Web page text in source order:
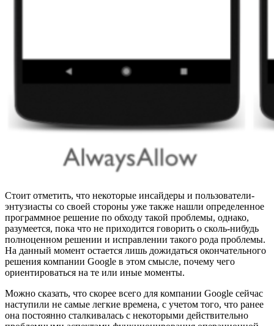
Стоит отметить, что некоторые инсайдеры и пользователи-
энтузиасты со своей стороны уже также нашли определенное
программное решение по обходу такой проблемы, однако,
разумеется, пока что не приходится говорить о сколь-нибудь
полноценном решении и исправлении такого рода проблемы.
На данный момент остается лишь дожидаться окончательного
решения компании Google в этом смысле, почему чего
ориентироваться на те или иные моменты.
Можно сказать, что скорее всего для компании Google сейчас
наступили не самые легкие времена, с учетом того, что ранее
она постоянно сталкивалась с некоторыми действительно